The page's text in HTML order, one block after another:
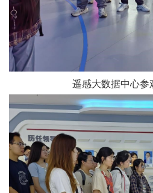
遥感大数据中心参